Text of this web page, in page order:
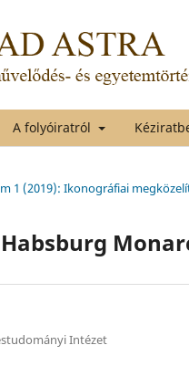
A folyóiratról
1 (2019): Ikonográfiai
Intézet